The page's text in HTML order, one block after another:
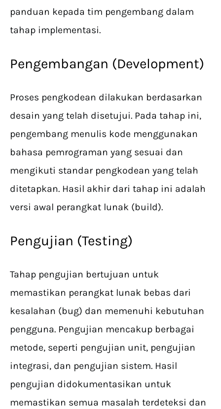
panduan kepada tim pengembang dalam
tahap implementasi.
Pengembangan (Development)
Proses pengkodean dilakukan berdasarkan
desain yang telah disetujui. Pada tahap ini,
pengembang menulis kode menggunakan
bahasa pemrograman yang sesuai dan
mengikuti standar pengkodean yang telah
ditetapkan. Hasil akhir dari tahap ini adalah
versi awal perangkat lunak (build).
Pengujian (Testing)
Tahap pengujian bertujuan untuk
memastikan perangkat lunak bebas dari
kesalahan (bug) dan memenuhi kebutuhan
pengguna. Pengujian mencakup berbagai
metode, seperti pengujian unit, pengujian
integrasi, dan pengujian sistem. Hasil
pengujian didokumentasikan untuk
memastikan semua masalah terdeteksi dan